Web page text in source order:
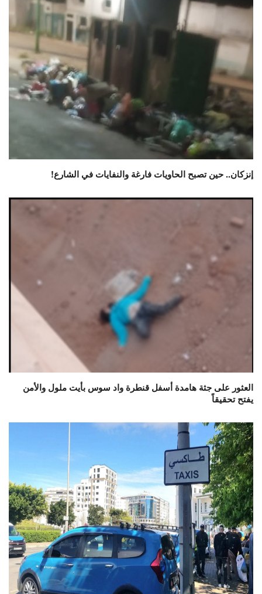
إنزكان.. حين تصبح الحاويات فارغة والنفايات في الشارع!
العثور على جثة هامدة أسفل قنطرة واد سوس بأيت ملول والأمن
يفتح تحقيقاً